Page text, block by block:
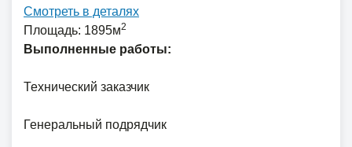
Смотреть в деталях
Площадь: 1895м2
Выполненные работы:
Технический заказчик
Генеральный подрядчик